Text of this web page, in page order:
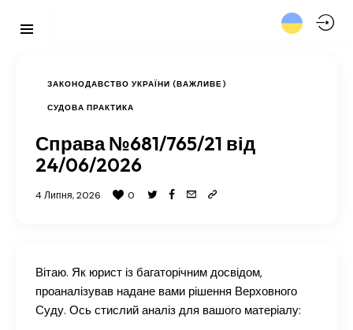
ЗАКОНОДАВСТВО УКРАЇНИ (ВАЖЛИВЕ)
СУДОВА ПРАКТИКА
Справа №681/765/21 від
24/06/2026
4 Липня, 2026 0
Вітаю. Як юрист із багаторічним досвідом,
проаналізував надане вами рішення Верховного
Суду. Ось стислий аналіз для вашого матеріалу: